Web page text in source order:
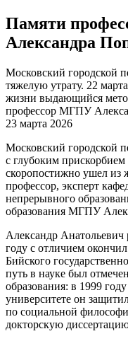
Памяти
Александра
Московский городской
тяжелую утрату. 22
жизни выдающийся
профессор МГПУ
23 марта 2026
Московский городской
с глубоким прискорбием
скоропостижно ушел из
профессор, эксперт
непрерывного
образования МГПУ
Александр Анатольевич
году с отличием
Бийского
путь в науке был
образования: в 1999
университете он
по социальной
докторскую